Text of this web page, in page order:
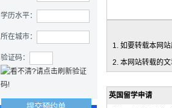
2027QS全球第2帝国理工
offer｜计算机跨申生物机器
人实录
学历水平：
所在城市：
验证码：
1. 如要转载本网
2. 本网站转载的
英国留学申请